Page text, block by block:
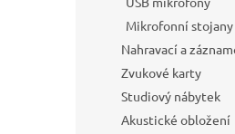
Mikrofonní stojany
Nahravací a
Zvukové karty
Studiový nábytek
Akustické obložení